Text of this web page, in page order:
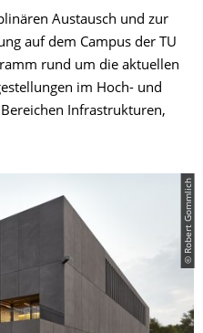
Austausch und zur
auf dem Campus der TU
rund um die aktuellen
im Hoch- und
Infrastrukturen,
© Robert Gommlich